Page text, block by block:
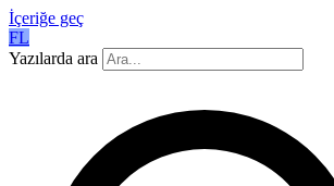
İçeriğe geç
FL
Yazılarda ara